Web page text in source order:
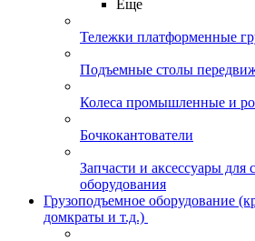
Еще
Тележки платформенные
Подъемные столы
Колеса промышленные и
Бочкокантователи
Запчасти и аксессуары для
оборудования
Грузоподъемное оборудование
домкраты и т.д.)